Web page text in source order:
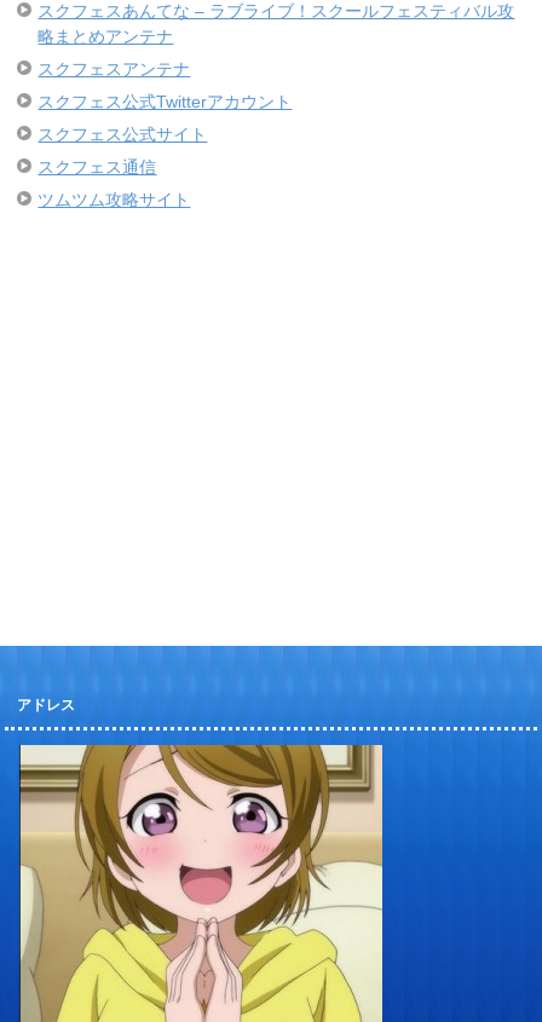
スクフェスあんてな – ラブライブ！スクールフェスティバル攻
略まとめアンテナ
スクフェスアンテナ
スクフェス公式Twitterアカウント
スクフェス公式サイト
スクフェス通信
ツムツム攻略サイト
アドレス